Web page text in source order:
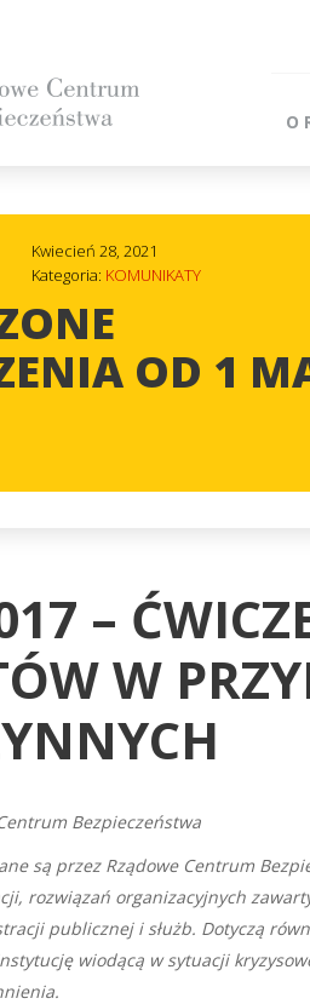
O
Kwiecień 28, 2021
Kategoria: KOMUNIKATY
OD 1
–
W
Bezpieczeństwa
są przez Rządowe Centrum
rozwiązań organizacyjnych
publicznej i służb. Dotyczą
wiodącą w sytuacji